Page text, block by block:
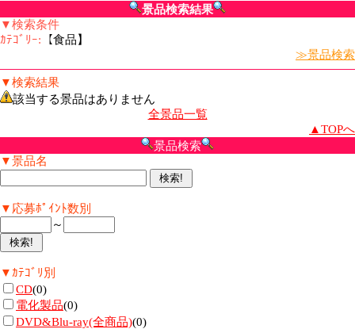
景品検索結果
▼検索条件
ｶﾃｺﾞﾘｰ: 【食品】
≫景品検索
▼検索結果
該当する景品はありません
全景品一覧
▲TOPへ
景品検索
▼景品名
▼応募ﾎﾟｲﾝﾄ数別
～
▼ｶﾃｺﾞﾘ別
CD(0)
電化製品(0)
DVD&Blu-ray(全商品)(0)